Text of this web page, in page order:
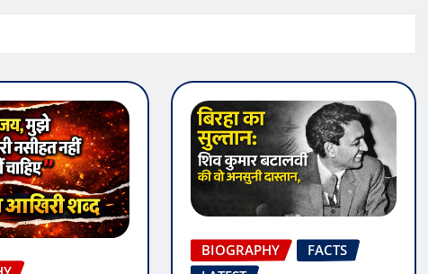
BIOGRAPHY
FACTS